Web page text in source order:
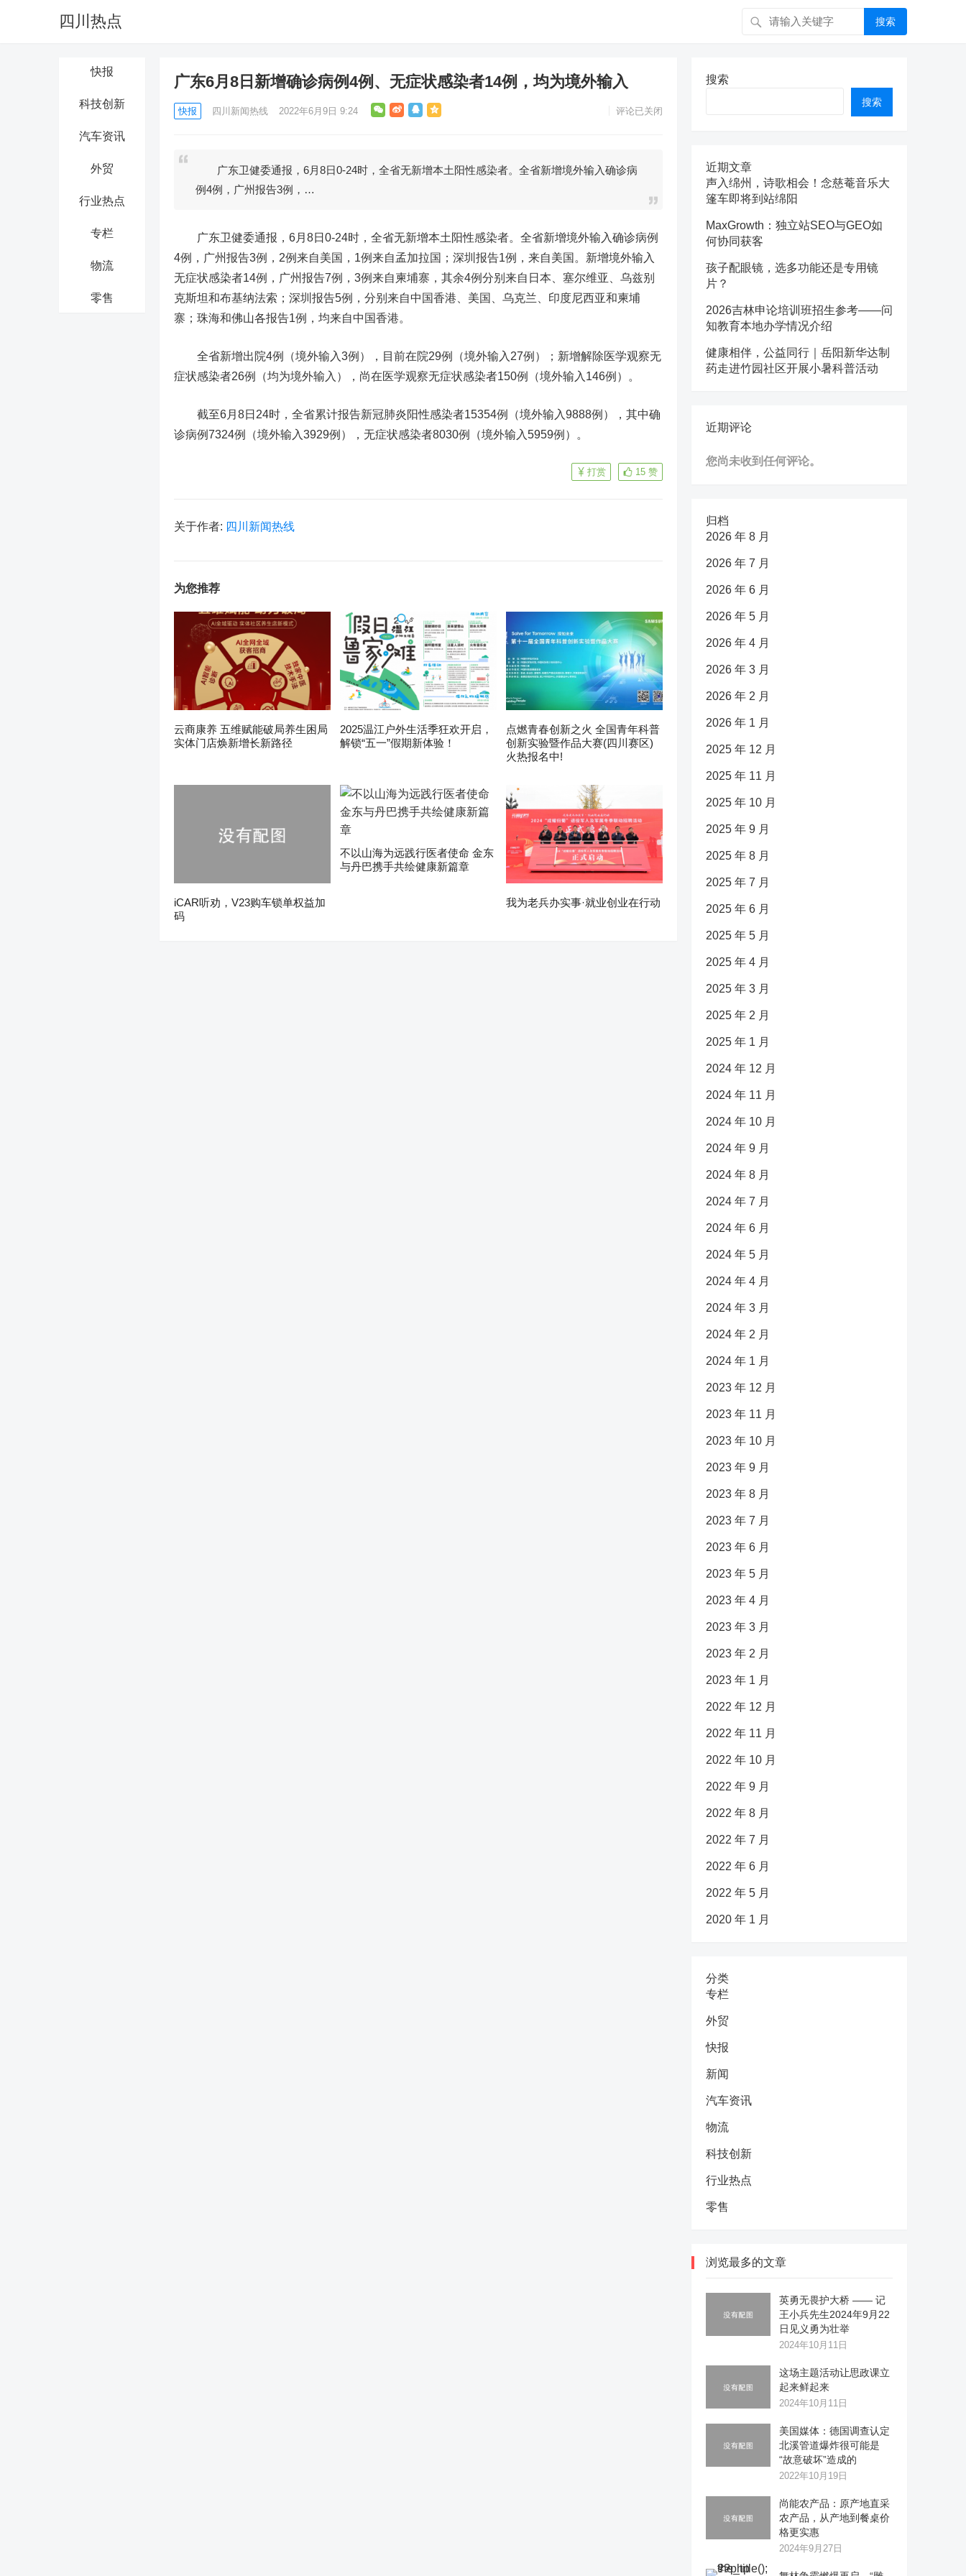
四川热点 搜索
快报
科技创新
汽车资讯
外贸
行业热点
专栏
物流
零售
广东6月8日新增确诊病例4例、无症状感染者14例，均为境外输入
快报 四川新闻热线 2022年6月9日 9:24 评论已关闭
广东卫健委通报，6月8日0-24时，全省无新增本土阳性感染者。全省新增境外输入确诊病
例4例，广州报告3例，…
广东卫健委通报，6月8日0-24时，全省无新增本土阳性感染者。全省新增境外输入确诊病例
4例，广州报告3例，2例来自美国，1例来自孟加拉国；深圳报告1例，来自美国。新增境外输入
无症状感染者14例，广州报告7例，3例来自柬埔寨，其余4例分别来自日本、塞尔维亚、乌兹别
克斯坦和布基纳法索；深圳报告5例，分别来自中国香港、美国、乌克兰、印度尼西亚和柬埔
寨；珠海和佛山各报告1例，均来自中国香港。
全省新增出院4例（境外输入3例），目前在院29例（境外输入27例）；新增解除医学观察无
症状感染者26例（均为境外输入），尚在医学观察无症状感染者150例（境外输入146例）。
截至6月8日24时，全省累计报告新冠肺炎阳性感染者15354例（境外输入9888例），其中确
诊病例7324例（境外输入3929例），无症状感染者8030例（境外输入5959例）。
15 赞
打赏
关于作者: 四川新闻热线
为您推荐
云商康养 五维赋能破局养生困局
实体门店焕新增长新路径
2025温江户外生活季狂欢开启，
解锁“五一”假期新体验！
点燃青春创新之火 全国青年科普
创新实验暨作品大赛(四川赛区)
火热报名中!
iCAR听劝，V23购车锁单权益加
码
不以山海为远践行医者使命 金东
与丹巴携手共绘健康新篇章
我为老兵办实事·就业创业在行动
搜索
搜索
近期文章
声入绵州，诗歌相会！念慈菴音乐大
篷车即将到站绵阳
MaxGrowth：独立站SEO与GEO如
何协同获客
孩子配眼镜，选多功能还是专用镜
片？
2026吉林申论培训班招生参考——问
知教育本地办学情况介绍
健康相伴，公益同行｜岳阳新华达制
药走进竹园社区开展小暑科普活动
近期评论
您尚未收到任何评论。
归档
2026 年 8 月
2026 年 7 月
2026 年 6 月
2026 年 5 月
2026 年 4 月
2026 年 3 月
2026 年 2 月
2026 年 1 月
2025 年 12 月
2025 年 11 月
2025 年 10 月
2025 年 9 月
2025 年 8 月
2025 年 7 月
2025 年 6 月
2025 年 5 月
2025 年 4 月
2025 年 3 月
2025 年 2 月
2025 年 1 月
2024 年 12 月
2024 年 11 月
2024 年 10 月
2024 年 9 月
2024 年 8 月
2024 年 7 月
2024 年 6 月
2024 年 5 月
2024 年 4 月
2024 年 3 月
2024 年 2 月
2024 年 1 月
2023 年 12 月
2023 年 11 月
2023 年 10 月
2023 年 9 月
2023 年 8 月
2023 年 7 月
2023 年 6 月
2023 年 5 月
2023 年 4 月
2023 年 3 月
2023 年 2 月
2023 年 1 月
2022 年 12 月
2022 年 11 月
2022 年 10 月
2022 年 9 月
2022 年 8 月
2022 年 7 月
2022 年 6 月
2022 年 5 月
2020 年 1 月
分类
专栏
外贸
快报
新闻
汽车资讯
物流
科技创新
行业热点
零售
浏览最多的文章
英勇无畏护大桥 —— 记
王小兵先生2024年9月22
日见义勇为壮举
2024年10月11日
这场主题活动让思政课立
起来鲜起来
2024年10月11日
美国媒体：德国调查认定
北溪管道爆炸很可能是
“故意破坏”造成的
2022年10月19日
尚能农产品：原产地直采
农产品，从产地到餐桌价
格更实惠
2024年9月27日